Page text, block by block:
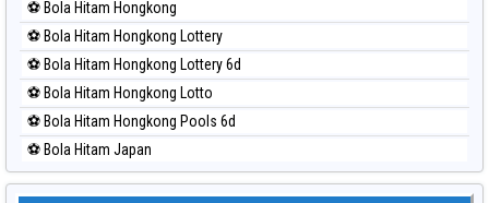
⚽ Bola Merah Sao Paulo
⚽ Bola Merah Singapore
⚽ Bola Merah Sydney
⚽ Bola Merah Sydney Lottery
⚽ Bola Merah Sydney Lottery 6d
⚽ Bola Merah Sydney Lotto
⚽ Bola Hitam Hongkong
⚽ Bola Hitam Hongkong Lottery
⚽ Bola Hitam Hongkong Lottery 6d
⚽ Bola Hitam Hongkong Lotto
⚽ Bola Hitam Hongkong Pools 6d
⚽ Bola Hitam Japan
⚽ Bola Hitam Japan 6d